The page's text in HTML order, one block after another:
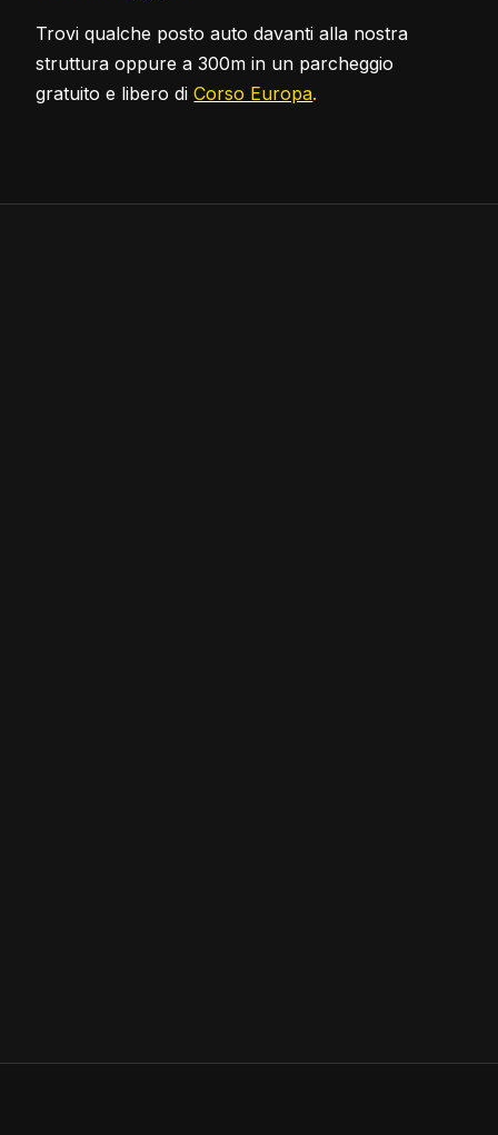
Trovi qualche posto auto davanti alla nostra
struttura oppure a 300m in un parcheggio
gratuito e libero diCorso Europa.